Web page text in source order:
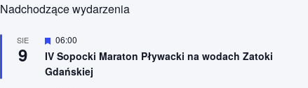
Nadchodzące wydarzenia
SIE
9
W
y
r
ó
06:00
IV Sopocki Maraton Pływacki na wodach Zatoki
Gdańskiej